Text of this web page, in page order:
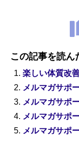
この記事を読ん
楽しい体質改
メルマガサポ
メルマガサポ
メルマガサポ
メルマガサポ